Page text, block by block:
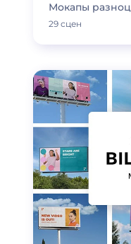
Мокапы
29 сцен